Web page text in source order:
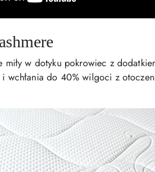
miły w dotyku pokrowiec z
wchłania do 40% wilgoci z